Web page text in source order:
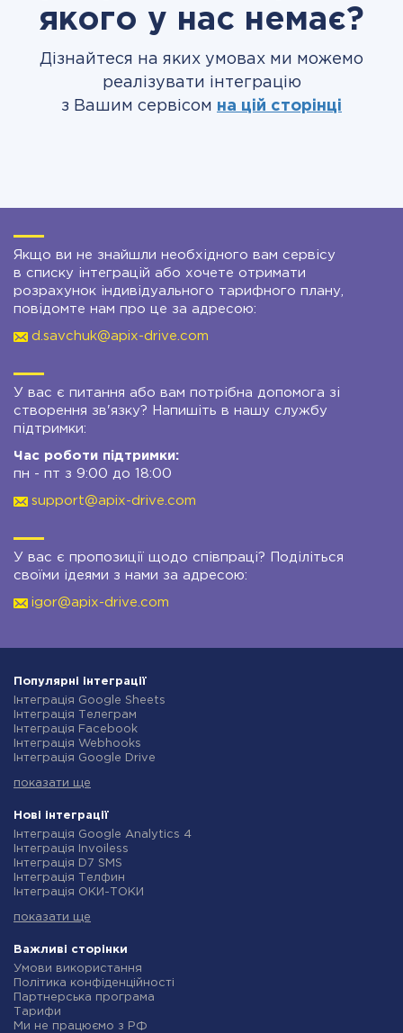
якого у нас немає?
Дізнайтеся на яких умовах ми можемо
реалізувати інтеграцію
з Вашим сервісом на цій сторінці
Якщо ви не знайшли необхідного вам сервісу
в списку інтеграцій або хочете отримати
розрахунок індивідуального тарифного плану,
повідомте нам про це за адресою:
d.savchuk@apix-drive.com
У вас є питання або вам потрібна допомога зі
створення зв'язку? Напишіть в нашу службу
підтримки:
Час роботи підтримки:
пн - пт з 9:00 до 18:00
support@apix-drive.com
У вас є пропозиції щодо співпраці? Поділіться
своїми ідеями з нами за адресою:
igor@apix-drive.com
Популярні інтеграції
Інтеграція Google Sheets
Інтеграція Телеграм
Інтеграція Facebook
Інтеграція Webhooks
Інтеграція Google Drive
Інтеграція Gmail
Інтеграція Rozetka
Інтеграція OpenAI (ChatGPT)
Інтеграція Binotel
Інтеграція Prom
Інтеграція Приват24
Інтеграція OLX
Інтеграція SendPulse
Інтеграція Stream Telecom
Інтеграція Google Analytics
Інтеграція Creatio
Інтеграція Ringostat
Інтеграція Google Calendar
показати ще
Нові інтеграції
Інтеграція Google Analytics 4
Інтеграція Invoiless
Інтеграція D7 SMS
Інтеграція Телфин
Інтеграція ОКИ-ТОКИ
Інтеграція Microsoft Dynamics 365
Інтеграція TxtSync
Інтеграція Wire2Air
Інтеграція Corezoid
Інтеграція Infobip
Інтеграція Instasent
Інтеграція AtomPark
показати ще
Важливі сторінки
Умови використання
Політика конфіденційності
Партнерська програма
Тарифи
Ми не працюємо з РФ